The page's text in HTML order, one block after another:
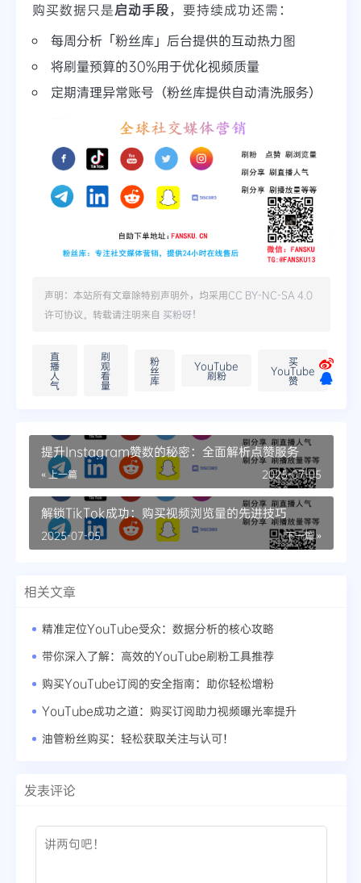
购买数据只是启动手段，要持续成功还需：
每周分析「粉丝库」后台提供的互动热力图
将刷量预算的30%用于优化视频质量
定期清理异常账号（粉丝库提供自动清洗服务）
声明：本站所有文章除特别声明外，均采用CC BY-NC-SA 4.0
许可协议。转载请注明来自 买粉呀！
直
播
人
气
刷
观
看
量
粉
丝
库
YouTube
刷粉
买
YouTube
赞
提升Instagram赞数的秘密：全面解析点赞服务
« 上一篇 2025-07-05
解锁TikTok成功：购买视频浏览量的先进技巧
下一篇 »
2025-07-05
相关文章
精准定位YouTube受众：数据分析的核心攻略
带你深入了解：高效的YouTube刷粉工具推荐
购买YouTube订阅的安全指南：助你轻松增粉
YouTube成功之道：购买订阅助力视频曝光率提升
油管粉丝购买：轻松获取关注与认可！
发表评论